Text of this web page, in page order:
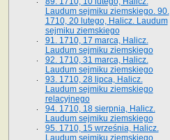
Laudum sejmiku ziemskiego. 90.
1710, 20 lutego, Halicz. Laudum
sejmiku ziemskiego
91. 1710, 17 marca, Halicz.
Laudum sejmiku ziemskiego
92. 1710, 31 marca, Halicz.
Laudum sejmiku ziemskiego
93. 1710, 28 lipca, Halicz.
Laudum sejmiku ziemskiego
relacyjnego
94. 1710, 18 sierpnia, Halicz.
Laudum sejmiku ziemskiego
95. 1710, 15 września, Halicz.
Laudum sejmiku ziemskiego